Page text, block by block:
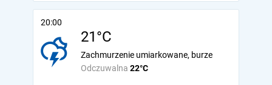
20:00
21°C
Odczuwalna 22°C
Zachmurzenie umiarkowane, burze